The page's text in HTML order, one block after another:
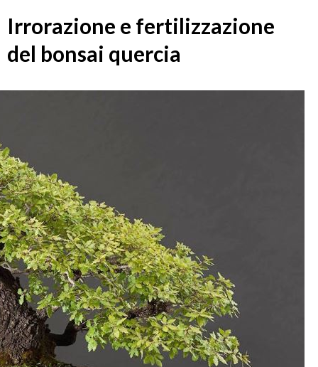
Irrorazione e fertilizzazione
del bonsai quercia